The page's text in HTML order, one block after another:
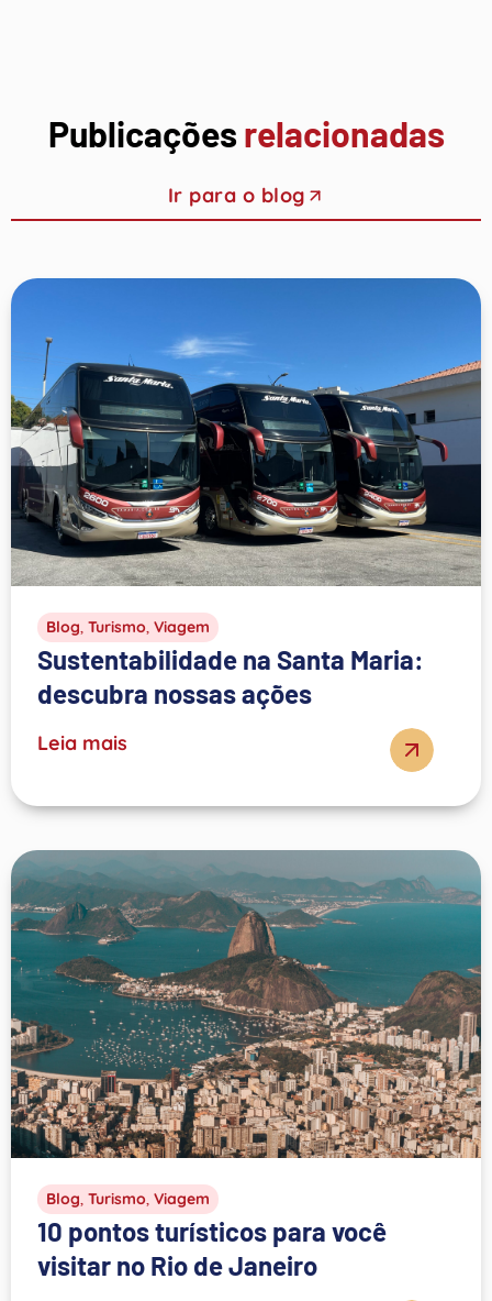
Publicaçõesrelacionadas
Ir para o blog
Blog, Turismo, Viagem
Sustentabilidade na Santa Maria:
descubra nossas ações
Leia mais
Blog, Turismo, Viagem
10 pontos turísticos para você
visitar no Rio de Janeiro